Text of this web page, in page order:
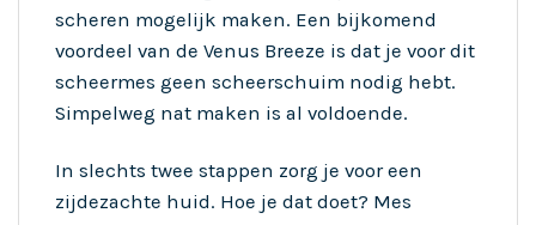
scheren mogelijk maken. Een bijkomend
voordeel van de Venus Breeze is dat je voor dit
scheermes geen scheerschuim nodig hebt.
Simpelweg nat maken is al voldoende.
In slechts twee stappen zorg je voor een
zijdezachte huid. Hoe je dat doet? Mes